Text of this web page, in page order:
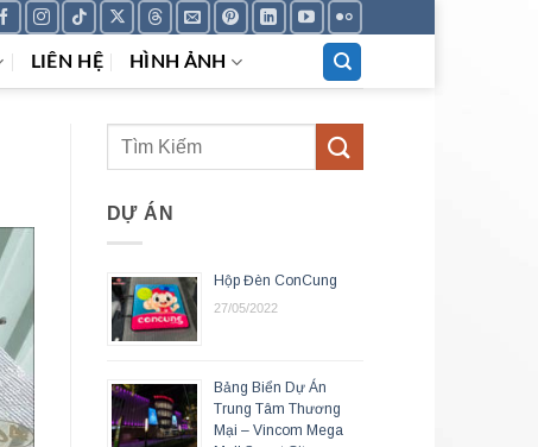
LIÊN HỆ HÌNH ẢNH
DỰ ÁN
Hộp Đèn ConCung
27/05/2022
Bảng Biển Dự Án
Trung Tâm Thương
Mại – Vincom Mega